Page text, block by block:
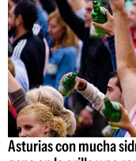
Asturias con mucha